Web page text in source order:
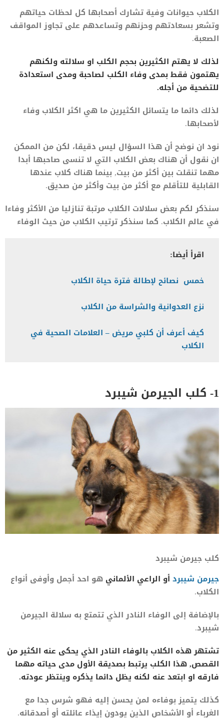
الكلاب حيوانات وفية تشارك أصحابها كل لحظات حياتهم
وتشعر بسعادتهم وحزنهم وتساعدهم على تجاوز المواقف
الصعبة.
لذلك لا يهتم الكثيرين بحجم الكلب او سلالته ولكنهم
يهتمون فقط بمدى وفاء الكلب لصاحبة ومدى استعدادة
للتضحية من أجله.
لذلك دائما ما يتسائل الكثيرين ما هي اكثر الكلاب وفاء
لأصحابها.
نود ان نوضح أن هذا السؤال ليس دقيقا، لكن من الممكن
ان نقول أن هناك بعض الكلاب التي لا تنسى صاحبها أبدا
مهما تنقلت بين أكثر من بيت, بينما هناك كلاب عندها
القابلية للتأقلم مع أكثر من بيت وأكثر من صديق.
سنذكر لكم بعض سلالات الكلاب مرتبة تنازليا من الأكثر وفاءا
في عالم الكلاب. كما سنذكر ترتيب الكلاب من حيث الوفاء
اقرأ أيضا:
خمس نصائح لإطالة فترة حياة الكلاب
نزع العدوانية والشراسة من الكلاب
كيف أعرف أن كلبي مريض – العلامات الصحية في
الكلاب
1- كلب الجيرمن شيبرد
كلب جيرمن شيبرد
جيرمن شيبرد أو الراعي الألماني هو احد أجمل وأوفى أنواع
الكلاب.
بالإضافة إلى الوفاء النادر الذي تتمتع به سلالة الجيرمن
شيبرد.
تشتهر هذه الكلاب بالوفاء النادر الذي يحكى عنه الكثير من
القصص, هذا الكلب يرتبط بصديقة الأول مدى حياته مهما
فارقه او ابتعد عنه لكنه يظل دائما يذكره وينتظر عودته.
كذلك يتميز بوفاءه لمن يحسن إليه فهو شرس جدا مع
الغرباء أو الأشخاص الذين يودون إيذاء عائلته أو أصدقائه.